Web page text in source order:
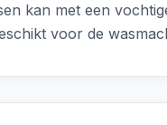
kan met een
voor de